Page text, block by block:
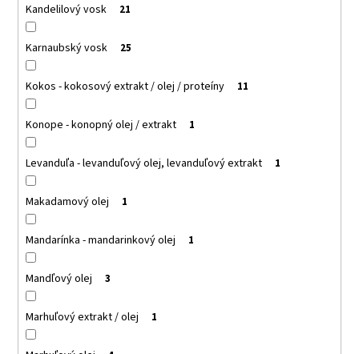
Kandelilový vosk 21
Karnaubský vosk 25
Kokos - kokosový extrakt / olej / proteíny 11
Konope - konopný olej / extrakt 1
Levanduľa - levanduľový olej, levanduľový extrakt 1
Makadamový olej 1
Mandarínka - mandarinkový olej 1
Mandľový olej 3
Marhuľový extrakt / olej 1